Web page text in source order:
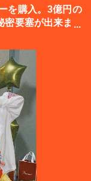
を購入。3億円の
要塞が出来まし